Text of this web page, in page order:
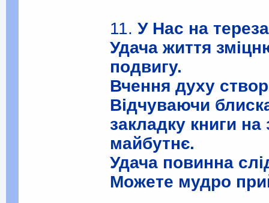
11.У Нас на
Удача життя
подвигу.
Вчення духу
Відчуваючи
закладку книги
майбутнє.
Удача повинна
Можете мудро